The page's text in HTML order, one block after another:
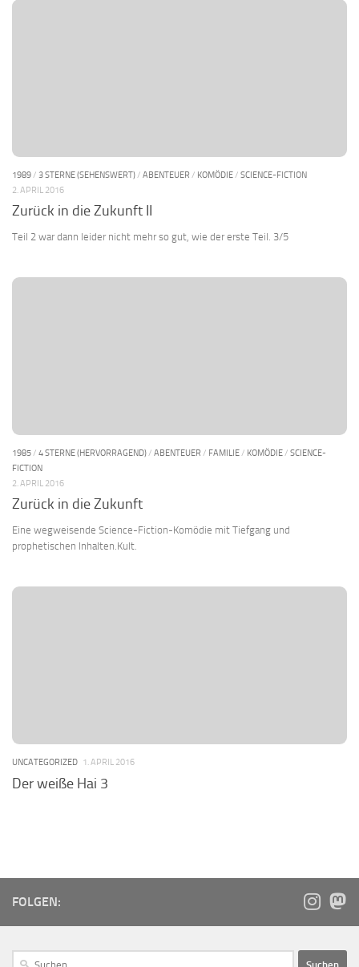
1989 / 3 STERNE (SEHENSWERT) / ABENTEUER / KOMÖDIE / SCIENCE-FICTION
2. APRIL 2016
Zurück in die Zukunft II
Teil 2 war dann leider nicht mehr so gut, wie der erste Teil. 3/5
1985/ 4 STERNE (HERVORRAGEND)/ ABENTEUER / FAMILIE/ KOMÖDIE/ SCIENCE-
FICTION
2. APRIL 2016
Zurück in die Zukunft
Eine wegweisende Science-Fiction-Komödie mit Tiefgang und
prophetischen Inhalten.Kult.
UNCATEGORIZED 1. APRIL 2016
Der weiße Hai 3
FOLGEN: